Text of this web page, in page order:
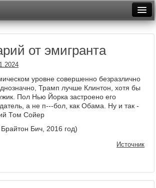
Неделя
Рейтинги
Архив
Фототоп
от эмигранта
уровне совершенно безразлично
Трамп лучше Клинтон, хотя бы
Пол Нью Йорка застроено его
а не п---бол, как Обама. Ну и так -
Том Сойер
Бич, 2016 год)
Источник